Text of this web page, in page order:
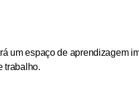
um espaço de aprendizagem
trabalho.